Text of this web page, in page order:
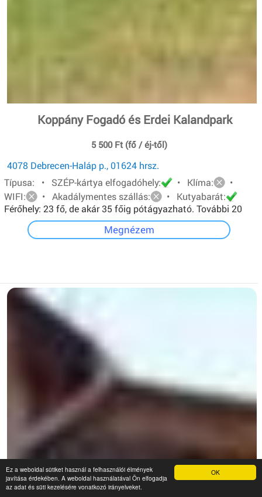
OK
Ez a weboldal sütiket használ a felhasználói élmények
javítása érdekében. A weboldal használatával Ön elfogadja
az adat és süti kezelésére vonatkozó irányelveket.
Koppány Fogadó és Erdei Kalandpark
5 500 Ft (fő / éj-től)
4078 Debrecen-Haláp p., 01624 hrsz.
Típusa: • SZÉP-kártya elfogadóhely:
• Klíma:
•
WIFI:
• Akadálymentes szállás:
• Kutyabarát:
Férőhely: 23 fő, de akár 35 főig pótágyazható. További 20
főt pedig sátorban tudunk elhelyezni.
Megnézem